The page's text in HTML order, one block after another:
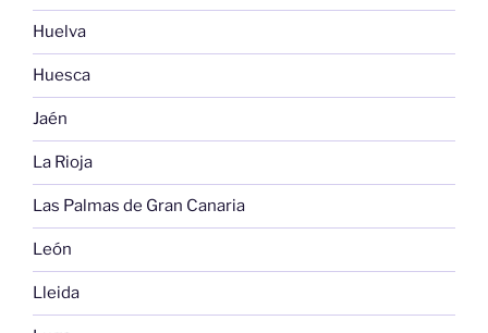
Huelva
Huesca
Jaén
La Rioja
Las Palmas de Gran Canaria
León
Lleida